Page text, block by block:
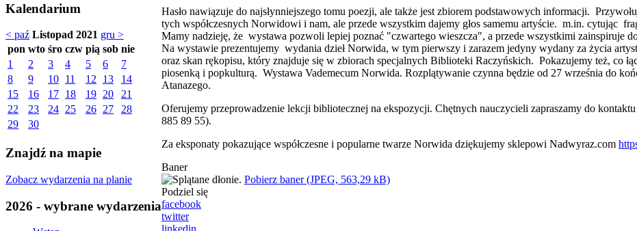
Kalendarium
< paź Listopad 2021 gru >
pon wto śro czw pią sob nie
1
2 3 4 5 6
7
8
9 10 11 12 13
14
15
16 17 18 19 20
21
22
23 24 25 26 27
28
29
30
Znajdź na mapie
Zobacz wydarzenia na planie
2026 - wybrane wydarzenia
Hasło nawiązuje do najsłynniejszego tomu poezji, ale także jest zbiorem podstawowych informacji.
tych współczesnych Norwidowi i nam, ale przede wszystkim dajemy głos samemu artyście. m.in. cytując
Mamy nadzieję, że wystawa pozwoli lepiej poznać "czwartego wieszcza", a przede wszystkimi zainspiruje
Na wystawie prezentujemy wydania dzieł Norwida, w tym pierwszy i zarazem jedyny wydany za życia
oraz skan rękopisu, który znajduje się w zbiorach specjalnych Biblioteki Raczyńskich. Pokazujemy też, co
piosenką i popkulturą. Wystawa Vademecum Norwida. Rozplątywanie czynna będzie od 27 września do
Atanazego.
Oferujemy przeprowadzenie lekcji bibliotecznej na ekspozycji. Chętnych nauczycieli zapraszamy do kontaktu
885 89 55).
Za eksponaty pokazujące współczesne i popularne twarze Norwida dziękujemy sklepowi Nadwyraz.com
Baner
Pobierz baner (JPEG, 563,29 kB)
Podziel się
facebook
twitter
linkedin